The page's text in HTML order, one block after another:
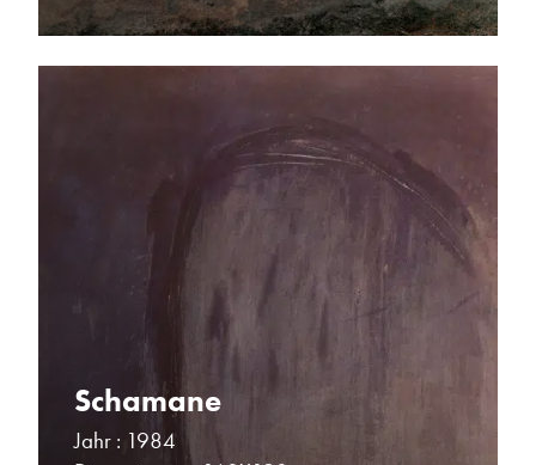
Schamane
Jahr : 1984